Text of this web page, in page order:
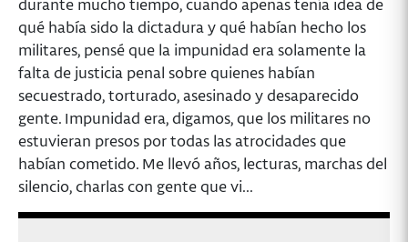
qué había sido la dictadura y qué habían hecho los
militares, pensé que la impunidad era solamente la
falta de justicia penal sobre quienes habían
secuestrado, torturado, asesinado y desaparecido
gente. Impunidad era, digamos, que los militares no
estuvieran presos por todas las atrocidades que
habían cometido. Me llevó años, lecturas, marchas del
silencio, charlas con gente que vi...